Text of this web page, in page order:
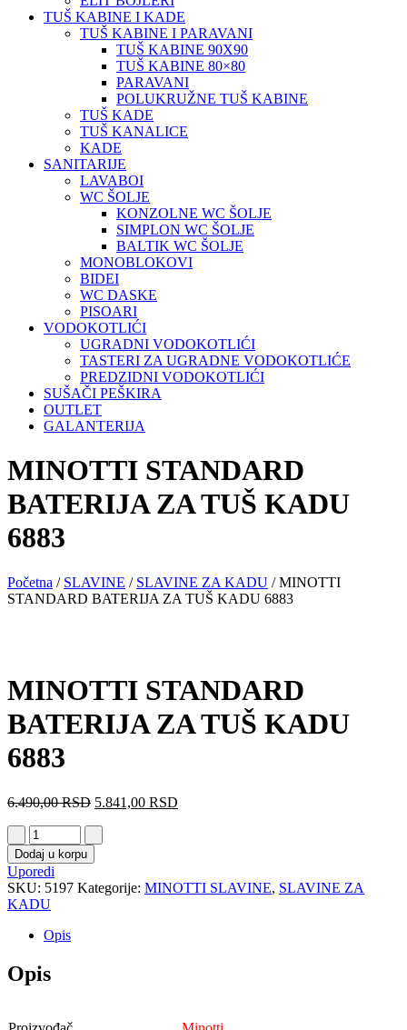
TUŠ KABINE I KADE
TUŠ KABINE I PARAVANI
TUŠ KABINE 90X90
TUŠ KABINE 80×80
PARAVANI
POLUKRUŽNE TUŠ KABINE
TUŠ KADE
TUŠ KANALICE
KADE
SANITARIJE
LAVABOI
WC ŠOLJE
KONZOLNE WC ŠOLJE
SIMPLON WC ŠOLJE
BALTIK WC ŠOLJE
MONOBLOKOVI
BIDEI
WC DASKE
PISOARI
VODOKOTLIĆI
UGRADNI VODOKOTLIĆI
TASTERI ZA UGRADNE VODOKOTLIĆE
PREDZIDNI VODOKOTLIĆI
SUŠAČI PEŠKIRA
OUTLET
GALANTERIJA
MINOTTI STANDARD
BATERIJA ZA TUŠ KADU
6883
Početna / SLAVINE / SLAVINE ZA KADU / MINOTTI
STANDARD BATERIJA ZA TUŠ KADU 6883
MINOTTI STANDARD
BATERIJA ZA TUŠ KADU
6883
6.490,00RSD 5.841,00 RSD
Dodaj u korpu
Uporedi
SKU: 5197 Kategorije: MINOTTI SLAVINE, SLAVINE ZA
KADU
Opis
Opis